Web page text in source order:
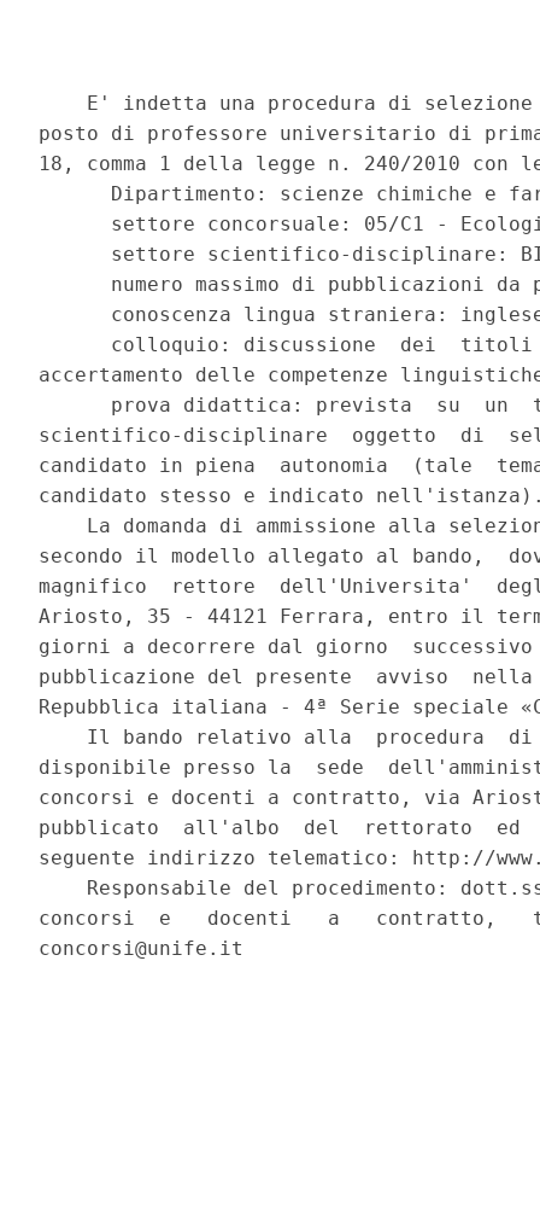
E' indetta una procedura di
posto di professore universitario di
18, comma 1 della legge n. 240/2010
Dipartimento: scienze chimiche e
settore concorsuale: 05/C1 -
settore scientifico-disciplinare:
numero massimo di pubblicazioni da
conoscenza lingua straniera:
colloquio: discussione  dei
accertamento delle competenze
prova didattica: prevista  su  un
scientifico-disciplinare  oggetto  di
candidato in piena  autonomia  (tale
candidato stesso e indicato
La domanda di ammissione alla
secondo il modello allegato al bando,
magnifico  rettore  dell'Universita'
Ariosto, 35 - 44121 Ferrara, entro il
giorni a decorrere dal giorno
pubblicazione del presente  avviso
Repubblica italiana - 4ª Serie speciale
Il bando relativo alla  procedura
disponibile presso la  sede
concorsi e docenti a contratto, via
pubblicato  all'albo  del  rettorato  ed
seguente indirizzo telematico: http://
Responsabile del procedimento:
concorsi  e   docenti   a   contratto,
concorsi@unife.it